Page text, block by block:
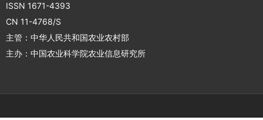
ISSN 1671-4393
CN 11-4768/S
主管：中华人民共和国农业农村部
主办：中国农业科学院农业信息研究所